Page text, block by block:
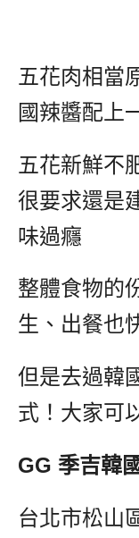
五花肉相當
國辣醬配上
五花新鮮不
很要求還是
味過癮
整體食物的
生、出餐也
但是去過韓
式！大家可
GG 季吉韓
台北市松山